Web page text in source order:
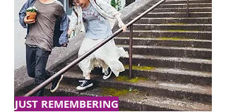
JUST REMEMBERING